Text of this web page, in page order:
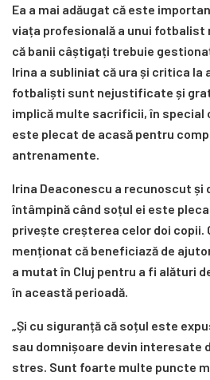
Ea a mai adăugat că este
viața profesională a unui fotbalist
că banii câștigați trebuie
Irina a subliniat că ura și critica la
fotbaliști sunt nejustificate și
implică multe sacrificii, în special
este plecat de acasă pentru
antrenamente.
Irina Deaconescu a recunoscut
întâmpină când soțul ei este
privește creșterea celor doi copii.
menționat că beneficiază de
a mutat în Cluj pentru a fi alături
în această perioadă.
„Și cu siguranță că soțul este
sau domnișoare devin interesate
stres. Sunt foarte multe puncte